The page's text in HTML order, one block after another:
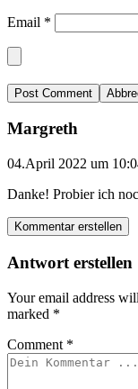
Email *
Margreth
04.April 2022 um
Danke! Probier ich
Kommentar erstellen
Antwort erstellen
Your email address
marked *
Comment *